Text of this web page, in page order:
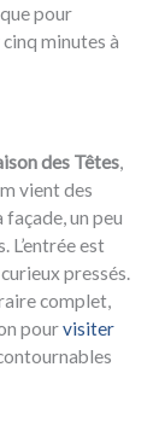
pour
cinq minutes à
des Têtes,
vient des
un peu
est
pressés.
complet,
pourvisiter